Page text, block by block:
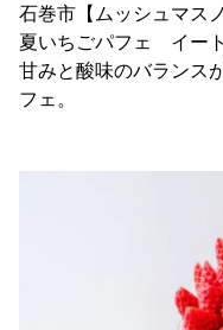
石巻市【ムッシュマス
夏いちごパフェ イー
甘みと酸味のバランス
フェ。